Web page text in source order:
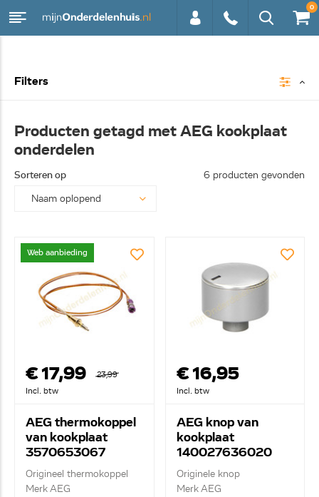
0
Filters
Producten getagd met AEG kookplaat
onderdelen
Sorteren op 6 producten gevonden
Web aanbieding
€ 17,99
23,99
Incl. btw
AEG thermokoppel
van kookplaat
3570653067
Origineel thermokoppel
Merk AEG
€ 16,95
Incl. btw
AEG knop van
kookplaat
140027636020
Originele knop
Merk AEG